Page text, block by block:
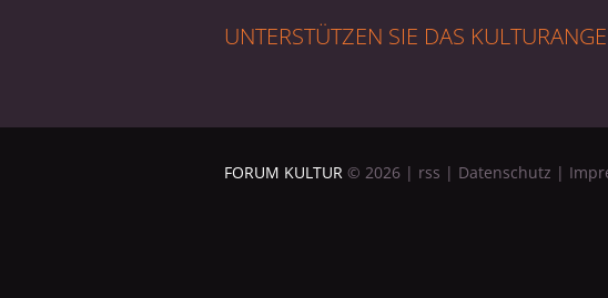
UNTERSTÜTZEN SIE DAS
FORUM KULTUR © 2026 | rss | Datenschutz |